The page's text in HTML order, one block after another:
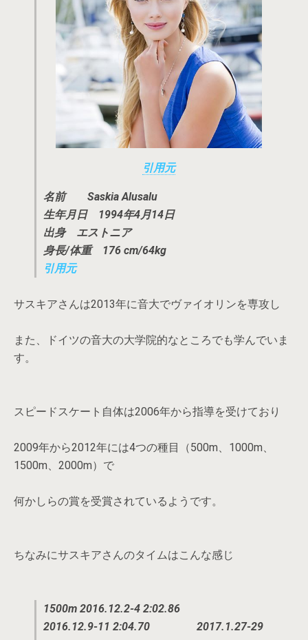
引用元
名前 Saskia Alusalu
生年月日 1994年4月14日
出身 エストニア
身長/体重 176 cm/64kg
引用元
サスキアさんは2013年に音大でヴァイオリンを専攻し
また、ドイツの音大の大学院的なところでも学んでいま
す。
スピードスケート自体は2006年から指導を受けており
2009年から2012年には4つの種目（500m、1000m、
1500m、2000m）で
何かしらの賞を受賞されているようです。
ちなみにサスキアさんのタイムはこんな感じ
1500m 2016.12.2-4 2:02.86
2016.12.9-11 2:04.70
2017.1.27-29